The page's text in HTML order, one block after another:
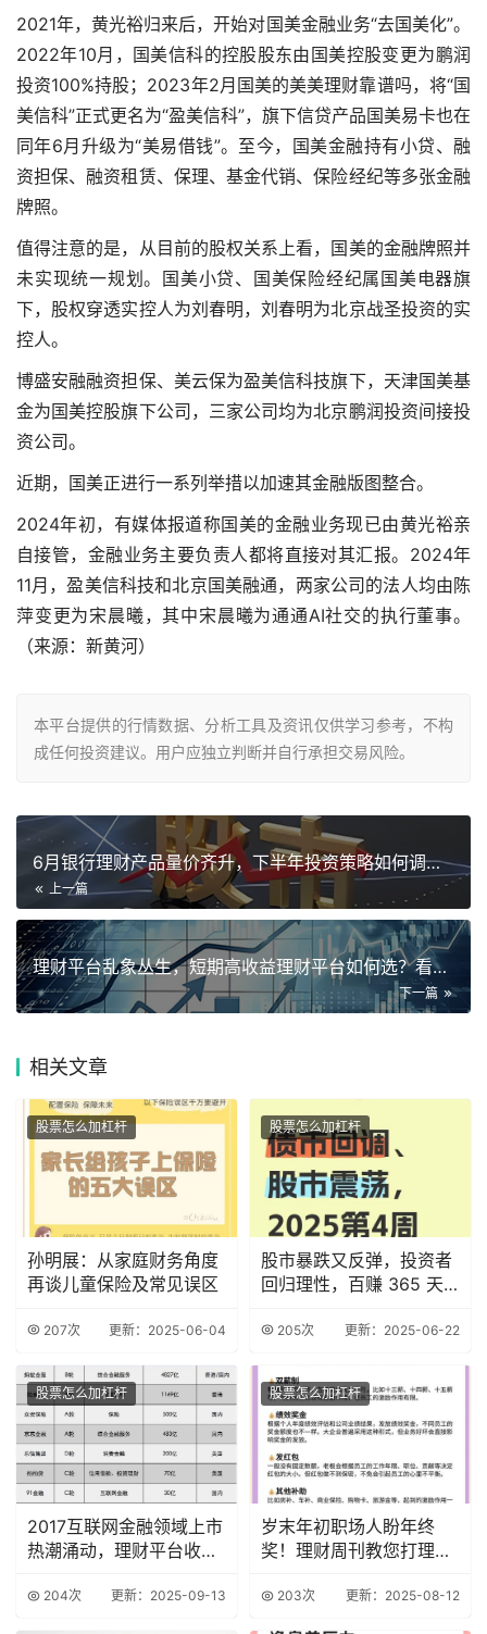
2021年，黄光裕归来后，开始对国美金融业务“去国美化”。
2022年10月，国美信科的控股股东由国美控股变更为鹏润
投资100%持股；2023年2月 国美的美美理财靠谱吗，将“国
美信科”正式更名为“盈美信科”，旗下信贷产品国美易卡也在
同年6月升级为“美易借钱”。至今，国美金融持有小贷、融
资担保、融资租赁、保理、基金代销、保险经纪等多张金融
牌照。
值得注意的是，从目前的股权关系上看，国美的金融牌照并
未实现统一规划。国美小贷、国美保险经纪属国美电器旗
下，股权穿透实控人为刘春明，刘春明为北京战圣投资的实
控人。
博盛安融融资担保、美云保为盈美信科技旗下，天津国美基
金为国美控股旗下公司，三家公司均为北京鹏润投资间接投
资公司。
近期，国美正进行一系列举措以加速其金融版图整合。
2024年初，有媒体报道称国美的金融业务现已由黄光裕亲
自接管，金融业务主要负责人都将直接对其汇报。2024年
11月，盈美信科技和北京国美融通，两家公司的法人均由陈
萍变更为宋晨曦，其中宋晨曦为通通AI社交的执行董事。
（来源：新黄河）
本平台提供的行情数据、分析工具及资讯仅供学习参考，不构
成任何投资建议。用户应独立判断并自行承担交易风险。
6月银行理财产品量价齐升，下半年投资策略如何调整？
上一篇
理财平台乱象丛生，短期高收益理财平台如何选？看这里
下一篇
相关文章
股票怎么加杠杆
孙明展：从家庭财务角度
再谈儿童保险及常见误区
207次 更新：2025-06-04
股票怎么加杠杆
股市暴跌又反弹，投资者
回归理性，百赚 365 天
205次 更新：2025-06-22
股票怎么加杠杆
2017互联网金融领域上市
热潮涌动，理财平台收益
204次 更新：2025-09-13
股票怎么加杠杆
岁末年初职场人盼年终
奖！理财周刊教您打理及
203次 更新：2025-08-12